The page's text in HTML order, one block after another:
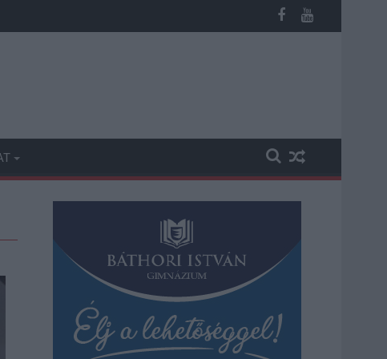
kapott, más fideszesek még kevesebbet vittek haza